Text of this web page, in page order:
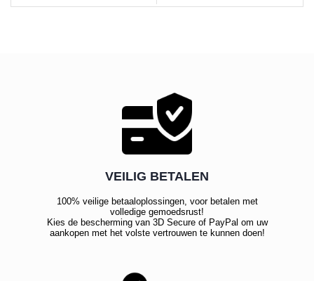
VEILIG BETALEN
100% veilige betaaloplossingen, voor betalen met
volledige gemoedsrust!
Kies de bescherming van 3D Secure of PayPal om uw
aankopen met het volste vertrouwen te kunnen doen!